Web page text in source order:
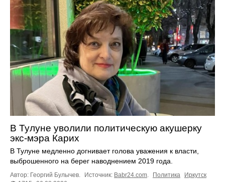
В Тулуне уволили политическую акушерку
экс-мэра Карих
В Тулуне медленно догнивает голова уважения к власти,
выброшенного на берег наводнением 2019 года.
Автор: Георгий Булычев. Источник: Babr24.com. Политика
Иркутск